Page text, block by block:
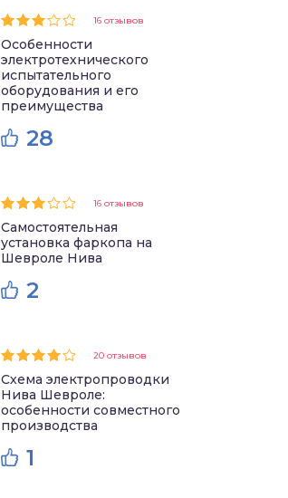
16 отзывов
Особенности
электротехнического
испытательного
оборудования и его
преимущества
28
16 отзывов
Самостоятельная
установка фаркопа на
Шевроле Нива
2
20 отзывов
Схема электропроводки
Нива Шевроле:
особенности совместного
производства
1